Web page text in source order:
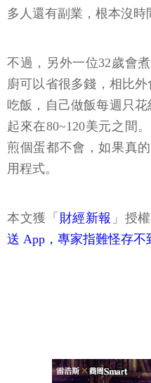
多人還有副業，根本沒時
不過，另外一位32歲會
廚可以省很多錢，相比
吃飯，自己做飯每週只
起來在80~120美元之間
煎個蛋都不會，如果真
用程式。
本文獲「 財經新報 」授
送 App，專家指難怪存不